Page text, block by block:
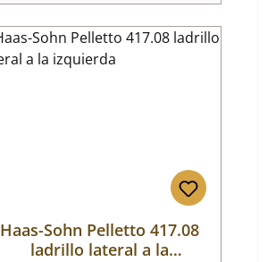
Haas-Sohn Pelletto 417.08
ladrillo lateral a la